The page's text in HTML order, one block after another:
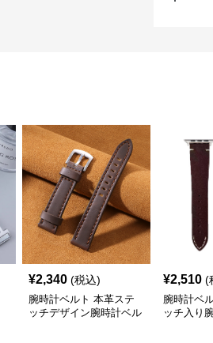
¥2,340 (税込)
腕時計ベルト 本革ステ
ッチデザイン腕時計ベル
¥2,510 (
腕時計ベ
ッチ入り